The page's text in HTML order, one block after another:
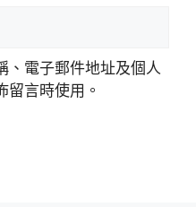
、電子郵件地址及個人
留言時使用。